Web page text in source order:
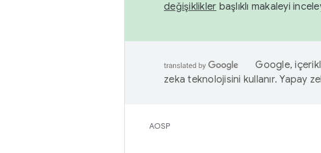
değişiklikler başlıklı makaleyi
Google,
zeka teknolojisini kullanır. Yapay
AOSP